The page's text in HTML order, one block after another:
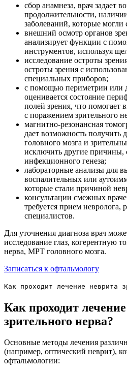
сбор анамнеза, врач задает
продолжительности,
заболеваний, которые могли
внешний осмотр органов
анализирует функции с
инструментов, используя
исследование остроты
остроты зрения с
специальных приборов;
с помощью периметрии или
оценивается состояние
полей зрения, что помогает
с поражением зрительного
магнитно-резонансная
дает возможность получить
головного мозга и
исключить другие причины,
инфекционного генеза;
лабораторные анализы для
воспалительных или
которые стали причиной
консультации смежных
требуется прием невролога,
специалистов.
Для уточнения диагноза врач
исследование глаз, когерентную
нерва, МРТ головного мозга.
Записаться к офтальмологу
Как проходит лечение неврита
Как проходит
зрительного нерва?
Основные методы лечения
(например, оптический неврит),
офтальмологии: